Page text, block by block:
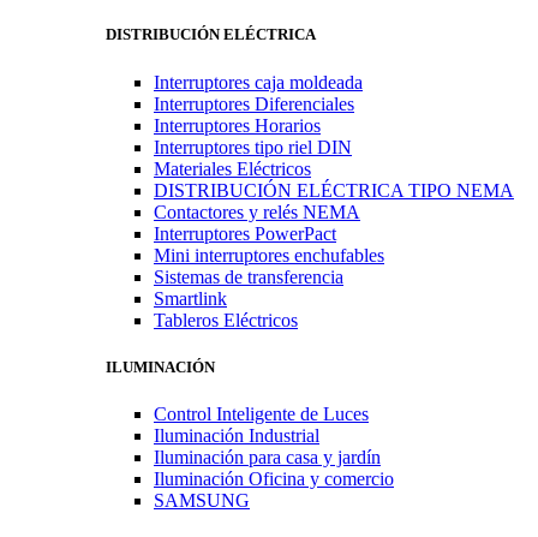
DISTRIBUCIÓN ELÉCTRICA
Interruptores caja moldeada
Interruptores Diferenciales
Interruptores Horarios
Interruptores tipo riel DIN
Materiales Eléctricos
DISTRIBUCIÓN ELÉCTRICA TIPO NEMA
Contactores y relés NEMA
Interruptores PowerPact
Mini interruptores enchufables
Sistemas de transferencia
Smartlink
Tableros Eléctricos
ILUMINACIÓN
Control Inteligente de Luces
Iluminación Industrial
Iluminación para casa y jardín
Iluminación Oficina y comercio
SAMSUNG